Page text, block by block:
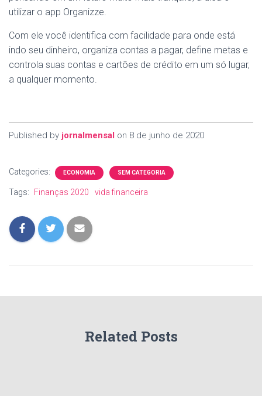
utilizar o app Organizze.
Com ele você identifica com facilidade para onde está
indo seu dinheiro, organiza contas a pagar, define metas e
controla suas contas e cartões de crédito em um só lugar,
a qualquer momento.
Published by jornalmensal on 8 de junho de 2020
Categories: ECONOMIA SEM CATEGORIA
Tags: Finanças 2020 vida financeira
Related Posts